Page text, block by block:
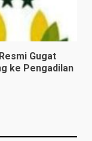
Gugat
ke Pengadilan